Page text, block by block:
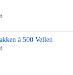
à 500 Vellen